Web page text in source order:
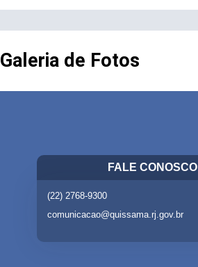
Galeria de Fotos
FALE CONOSCO
(22) 2768-9300
comunicacao@quissama.rj.gov.br